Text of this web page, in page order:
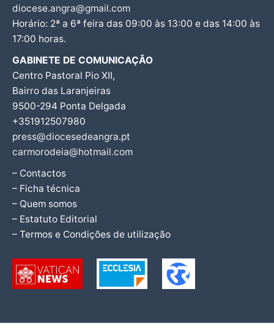
diocese.angra@gmail.com
Horário: 2ª a 6ª feira das 09:00 às 13:00 e das 14:00 às
17:00 horas.
GABINETE DE COMUNICAÇÃO
Centro Pastoral Pio XII,
Bairro das Laranjeiras
9500-294 Ponta Delgada
+351912507980
press@diocesedeangra.pt
carmorodeia@hotmail.com
– Contactos
– Ficha técnica
– Quem somos
– Estatuto Editorial
– Termos e Condições de utilização